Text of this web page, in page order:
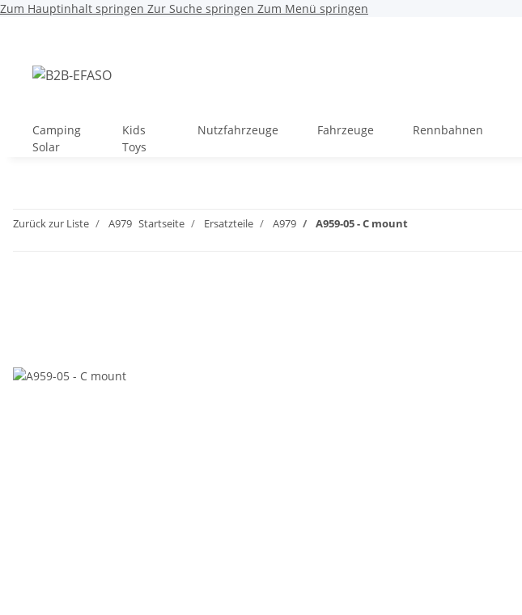
Zum Hauptinhalt springen Zur Suche springen Zum Menü springen
Camping
Solar
Kids
Toys
Nutzfahrzeuge Fahrzeuge Rennbahnen
Zurück zur Liste A979 Startseite Ersatzteile A979 A959-05 - C mount